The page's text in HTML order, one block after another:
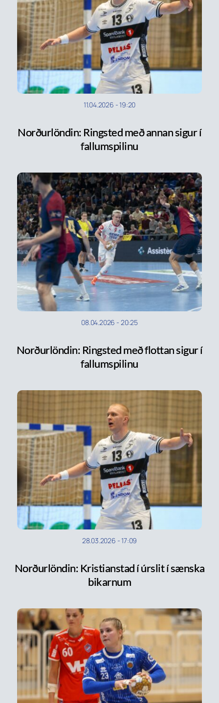
11.04.2026 -19:20
Norðurlöndin: Ringsted með annan sigur í
fallumspilinu
08.04.2026 - 20:25
Norðurlöndin: Ringsted með flottan sigur í
fallumspilinu
28.03.2026 -17:09
Norðurlöndin: Kristianstad í úrslit í sænska
bikarnum